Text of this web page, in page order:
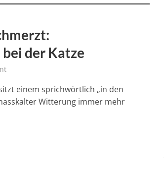
der Katze
einem sprichwörtlich „in den
Witterung immer mehr